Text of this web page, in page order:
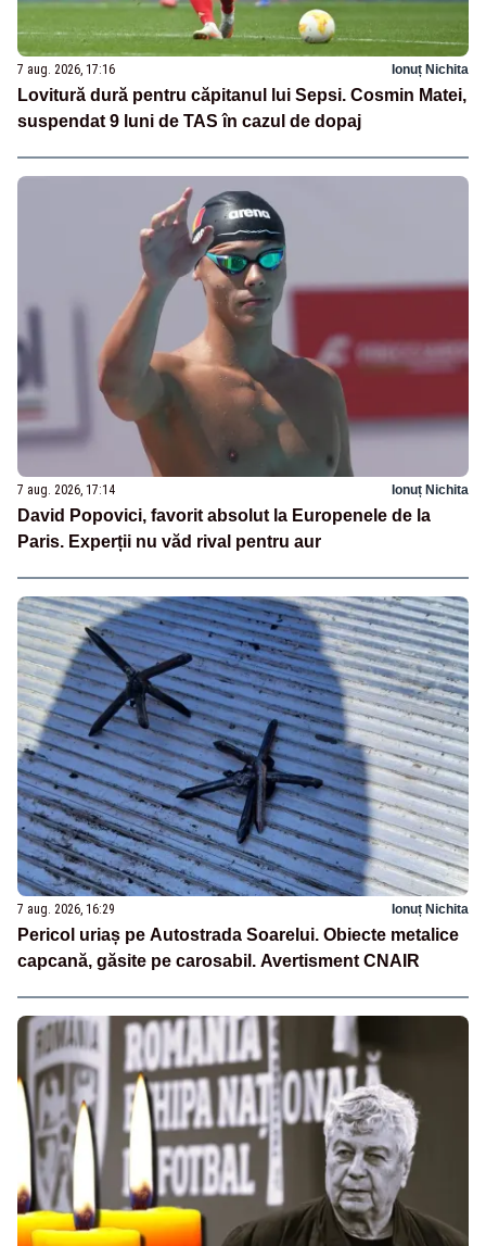
7 aug. 2026, 17:16 Ionuț Nichita
Lovitură dură pentru căpitanul lui Sepsi. Cosmin Matei,
suspendat 9 luni de TAS în cazul de dopaj
7 aug. 2026, 17:14 Ionuț Nichita
David Popovici, favorit absolut la Europenele de la
Paris. Experții nu văd rival pentru aur
7 aug. 2026, 16:29 Ionuț Nichita
Pericol uriaș pe Autostrada Soarelui. Obiecte metalice
capcană, găsite pe carosabil. Avertisment CNAIR